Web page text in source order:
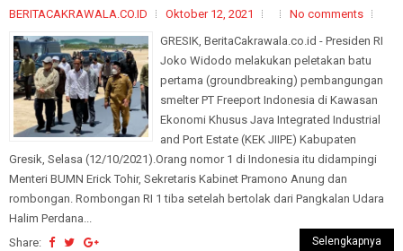
BERITACAKRAWALA.CO.ID Oktober 12, 2021
No comments
GRESIK, BeritaCakrawala.co.id - Presiden RI
Joko Widodo melakukan peletakan batu
pertama (groundbreaking) pembangungan
smelter PT Freeport Indonesia di Kawasan
Ekonomi Khusus Java Integrated Industrial
and Port Estate (KEK JIIPE) Kabupaten
Gresik, Selasa (12/10/2021).Orang nomor 1 di Indonesia itu didampingi
Menteri BUMN Erick Tohir, Sekretaris Kabinet Pramono Anung dan
rombongan. Rombongan RI 1 tiba setelah bertolak dari Pangkalan Udara
Halim Perdana...
Share:
Selengkapnya